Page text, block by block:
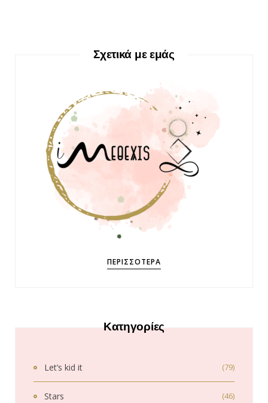
Σχετικά με εμάς
ΠΕΡΙΣΣΌΤΕΡΑ
Κατηγορίες
Let’s kid it (79)
Stars (46)